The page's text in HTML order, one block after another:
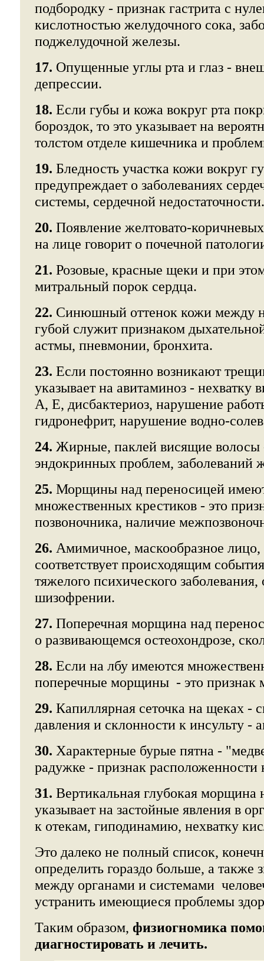
подбородку - признак гастрита с
кислотностью желудочного сока,
поджелудочной железы.
17. Опущенные углы рта и глаз -
депрессии.
18. Если губы и кожа вокруг рта
бороздок, то это указывает на
толстом отделе кишечника и
19. Бледность участка кожи вокруг
предупреждает о заболеваниях
системы, сердечной недостаточности.
20. Появление желтовато-
на лице говорит о почечной
21. Розовые, красные щеки и при
митральный порок сердца.
22. Синюшный оттенок кожи между
губой служит признаком
астмы, пневмонии, бронхита.
23. Если постоянно возникают
указывает на авитаминоз - нехватку
А, Е, дисбактериоз, нарушение
гидронефрит, нарушение водно-
24. Жирные, паклей висящие волосы
эндокринных проблем, заболеваний
25. Морщины над переносицей
множественных крестиков - это
позвоночника, наличие
26. Амимичное, маскообразное
соответствует происходящим
тяжелого психического заболевания,
шизофрении.
27. Поперечная морщина над
о развивающемся остеохондрозе,
28. Если на лбу имеются
поперечные морщины - это признак
29. Капиллярная сеточка на щеках -
давления и склонности к инсульту -
30. Характерные бурые пятна -
радужке - признак расположенности
31. Вертикальная глубокая морщина
указывает на застойные явления в
к отекам, гиподинамию, нехватку
Это далеко не полный список,
определить гораздо больше, а также
между органами и системами
устранить имеющиеся проблемы
Таким образом, физиогномика
диагностировать и лечить.